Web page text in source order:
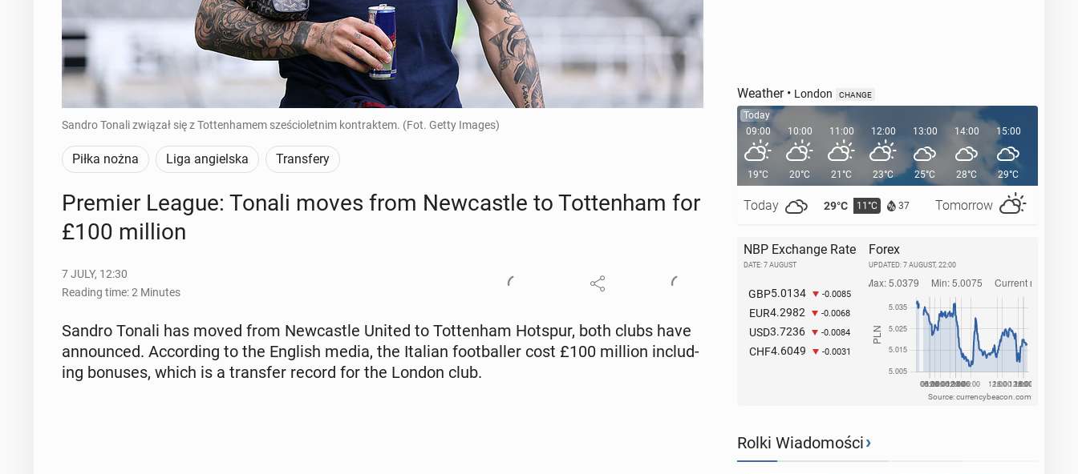
Sandro Tonali związał się z Tottenhamem sześcioletnim kontraktem. (Fot. Getty Images)
Piłka nożna Liga angielska Transfery
Premier League: Tonali moves from New­cas­tle to Tot­ten­ham for
£100 million
7 JULY, 12:30
Reading time: 2 Minutes
Sandro Tonali has moved from New­cas­tle United to Tot­ten­ham Hotspur, both clubs have
an­nounced. Ac­cord­ing to the English media, the Italian foot­baller cost £100 million in­clud­
ing bonuses, which is a trans­fer record for the London club.
Weather• London CHANGE
Today
09:00
19°C
Today 29°C 11°C 37 Tomorrow
10:00
20°C
11:00
21°C
12:00
23°C
13:00
25°C
14:00
28°C
15:00
29°C
NBP Exchange Rate
DATE: 7 AUGUST
GBP5.0134 -0.0085
EUR4.2982 -0.0068
USD3.7236 -0.0084
CHF4.6049 -0.0031
Forex
UPDATED: 7 AUGUST, 22:00
Source: currencybeacon.com
Rolki Wiadomości›